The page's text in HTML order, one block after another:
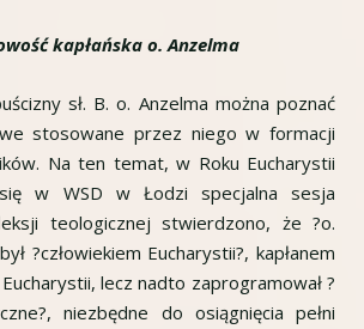
kapłańska o. Anzelma
sł. B. o. Anzelma można poznać
stosowane przez niego w formacji
Na ten temat, w Roku Eucharystii
w WSD w Łodzi specjalna sesja
teologicznej stwierdzono, że ?o.
?człowiekiem Eucharystii?, kapłanem
lecz nadto zaprogramował ?
niezbędne do osiągnięcia pełni